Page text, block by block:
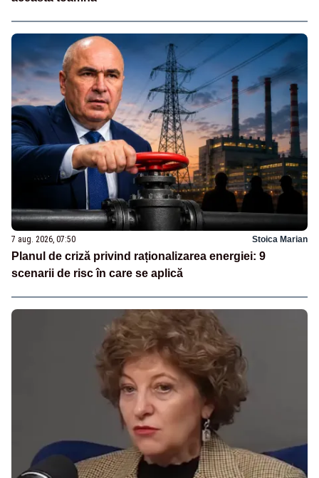
7 aug. 2026, 07:50 Stoica Marian
Planul de criză privind raționalizarea energiei: 9
scenarii de risc în care se aplică